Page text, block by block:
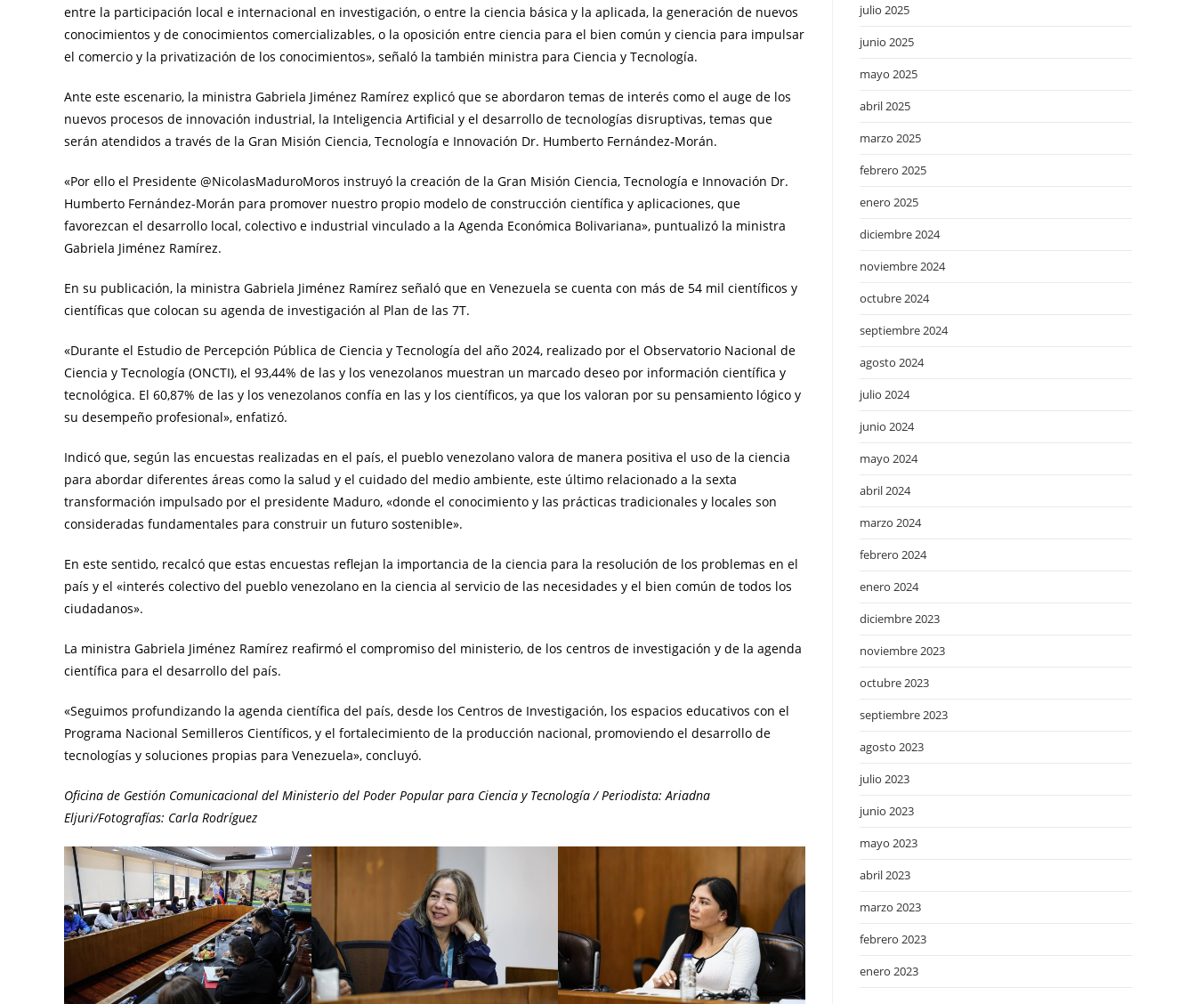
entre la participación local e internacional en investigación, o entre la ciencia básica y la aplicada, la generación de nuevos
conocimientos y de conocimientos comercializables, o la oposición entre ciencia para el bien común y ciencia para impulsar
el comercio y la privatización de los conocimientos», señaló la también ministra para Ciencia y Tecnología.
Ante este escenario, la ministra Gabriela Jiménez Ramírez explicó que se abordaron temas de interés como el auge de los
nuevos procesos de innovación industrial, la Inteligencia Artificial y el desarrollo de tecnologías disruptivas, temas que
serán atendidos a través de la Gran Misión Ciencia, Tecnología e Innovación Dr. Humberto Fernández-Morán.
«Por ello el Presidente @NicolasMaduroMoros instruyó la creación de la Gran Misión Ciencia, Tecnología e Innovación Dr.
Humberto Fernández-Morán para promover nuestro propio modelo de construcción científica y aplicaciones, que
favorezcan el desarrollo local, colectivo e industrial vinculado a la Agenda Económica Bolivariana», puntualizó la ministra
Gabriela Jiménez Ramírez.
En su publicación, la ministra Gabriela Jiménez Ramírez señaló que en Venezuela se cuenta con más de 54 mil científicos y
científicas que colocan su agenda de investigación al Plan de las 7T.
«Durante el Estudio de Percepción Pública de Ciencia y Tecnología del año 2024, realizado por el Observatorio Nacional de
Ciencia y Tecnología (ONCTI), el 93,44% de las y los venezolanos muestran un marcado deseo por información científica y
tecnológica. El 60,87% de las y los venezolanos confía en las y los científicos, ya que los valoran por su pensamiento lógico y
su desempeño profesional», enfatizó.
Indicó que, según las encuestas realizadas en el país, el pueblo venezolano valora de manera positiva el uso de la ciencia
para abordar diferentes áreas como la salud y el cuidado del medio ambiente, este último relacionado a la sexta
transformación impulsado por el presidente Maduro, «donde el conocimiento y las prácticas tradicionales y locales son
consideradas fundamentales para construir un futuro sostenible».
En este sentido, recalcó que estas encuestas reflejan la importancia de la ciencia para la resolución de los problemas en el
país y el «interés colectivo del pueblo venezolano en la ciencia al servicio de las necesidades y el bien común de todos los
ciudadanos».
La ministra Gabriela Jiménez Ramírez reafirmó el compromiso del ministerio, de los centros de investigación y de la agenda
científica para el desarrollo del país.
«Seguimos profundizando la agenda científica del país, desde los Centros de Investigación, los espacios educativos con el
Programa Nacional Semilleros Científicos, y el fortalecimiento de la producción nacional, promoviendo el desarrollo de
tecnologías y soluciones propias para Venezuela», concluyó.
Oficina de Gestión Comunicacional del Ministerio del Poder Popular para Ciencia y Tecnología / Periodista: Ariadna
Eljuri/Fotografías: Carla Rodríguez
julio 2025
junio 2025
mayo 2025
abril 2025
marzo 2025
febrero 2025
enero 2025
diciembre 2024
noviembre 2024
octubre 2024
septiembre 2024
agosto 2024
julio 2024
junio 2024
mayo 2024
abril 2024
marzo 2024
febrero 2024
enero 2024
diciembre 2023
noviembre 2023
octubre 2023
septiembre 2023
agosto 2023
julio 2023
junio 2023
mayo 2023
abril 2023
marzo 2023
febrero 2023
enero 2023